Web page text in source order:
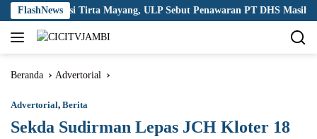
Langsung
ke
konten
FlashNews
Korupsi Tirta Mayang, ULP Sebut Penawaran PT DHS Masih Wajar
Beranda Advertorial
Advertorial, Berita
Sekda Sudirman Lepas JCH Kloter 18